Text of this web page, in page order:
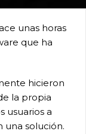
unas horas
que ha
hicieron
la propia
usuarios a
una solución.